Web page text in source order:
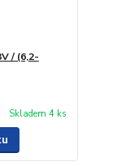
/ (6,2-
Skladem 4 ks